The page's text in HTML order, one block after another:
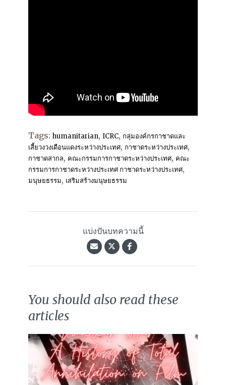
Tags: humanitarian, ICRC, กลุ่มองค์กรกาชาดและ
เสี้ยวงวงเดือนแดงระหว่างประเทศ, กาชาดระหว่างประเทศ,
กาชาดสากล, คณะกรรมการกาชาดระหว่างประเทศ, คณะ
กรรมการกาชาดระหว่างประเทศ กาชาดระหว่างประเทศ,
มนุษยธรรม, เสริมสร้างมนุษยธรรม
แบ่งปันบทความนี้
You should also read these
articles